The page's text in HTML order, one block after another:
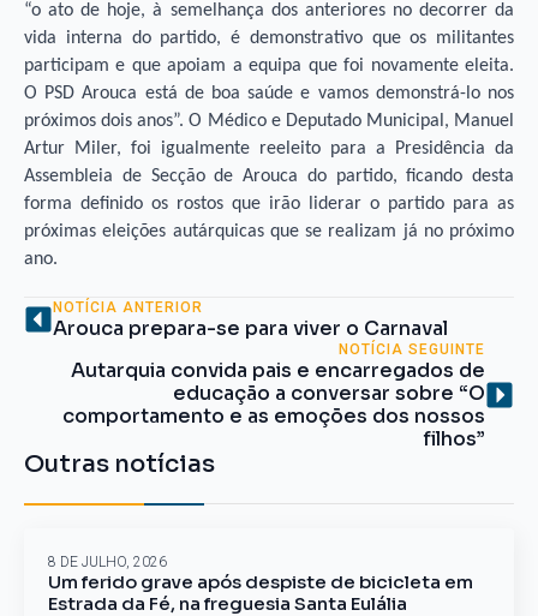
“o ato de hoje, à semelhança dos anteriores no decorrer da
vida interna do partido, é demonstrativo que os militantes
participam e que apoiam a equipa que foi novamente eleita.
O PSD Arouca está de boa saúde e vamos demonstrá-lo nos
próximos dois anos”. O Médico e Deputado Municipal, Manuel
Artur Miler, foi igualmente reeleito para a Presidência da
Assembleia de Secção de Arouca do partido, ficando desta
forma definido os rostos que irão liderar o partido para as
próximas eleições autárquicas que se realizam já no próximo
ano.
NOTÍCIA ANTERIOR
Arouca prepara-se para viver o Carnaval
NOTÍCIA SEGUINTE
Autarquia convida pais e encarregados de
educação a conversar sobre “O
comportamento e as emoções dos nossos
filhos”
Outras notícias
Um ferido grave após despiste de bicicleta em
Estrada da Fé, na freguesia Santa Eulália
8 DE JULHO, 2026